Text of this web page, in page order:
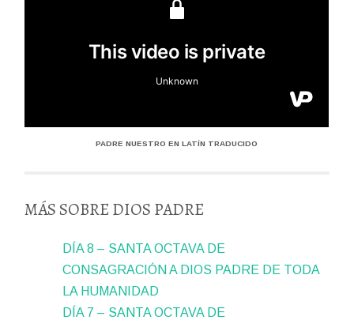
PADRE NUESTRO EN LATÍN TRADUCIDO
MÁS SOBRE DIOS PADRE
DÍA 8 – SANTA OCTAVA DE
CONSAGRACIÓN A DIOS PADRE DE TODA
LA HUMANIDAD
DÍA 7 – SANTA OCTAVA DE